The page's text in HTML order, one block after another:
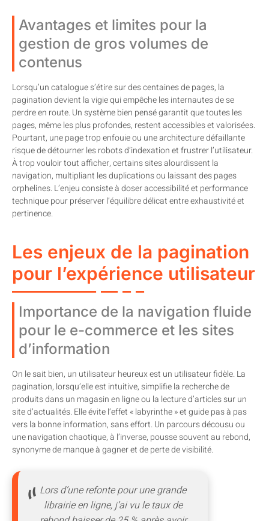
Avantages et limites pour la
gestion de gros volumes de
contenus
Lorsqu’un catalogue s’étire sur des centaines de pages, la
pagination devient la vigie qui empêche les internautes de se
perdre en route. Un système bien pensé garantit que toutes les
pages, même les plus profondes, restent accessibles et valorisées.
Pourtant, une page trop enfouie ou une architecture défaillante
risque de détourner les robots d’indexation et frustrer l’utilisateur.
À trop vouloir tout afficher, certains sites alourdissent la
navigation, multipliant les duplications ou laissant des pages
orphelines. L’enjeu consiste à doser accessibilité et performance
technique pour préserver l’équilibre délicat entre exhaustivité et
pertinence.
Les enjeux de la pagination
pour l’expérience utilisateur
Importance de la navigation fluide
pour le e-commerce et les sites
d’information
On le sait bien, un utilisateur heureux est un utilisateur fidèle. La
pagination, lorsqu’elle est intuitive, simplifie la recherche de
produits dans un magasin en ligne ou la lecture d’articles sur un
site d’actualités. Elle évite l’effet « labyrinthe » et guide pas à pas
vers la bonne information, sans effort. Un parcours décousu ou
une navigation chaotique, à l’inverse, pousse souvent au rebond,
synonyme de manque à gagner et de perte de visibilité.
Lors d’une refonte pour une grande
librairie en ligne, j’ai vu le taux de